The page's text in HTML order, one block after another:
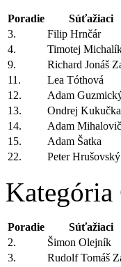
Poradie Súťažiaci
3.
Filip Hrnčár
4.
Timotej
9.
Richard Jonáš
11.
Lea Tóthová
12.
Adam
13.
Ondrej Kukučka
14.
Adam Mihalovič
15.
Adam Šatka
22.
Peter Hrušovský
Kategória
Poradie Súťažiaci
2.
Šimon Olejník
3.
Rudolf Tomáš